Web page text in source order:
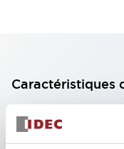
Caractéristiques
Bloc de contact à
permettant une